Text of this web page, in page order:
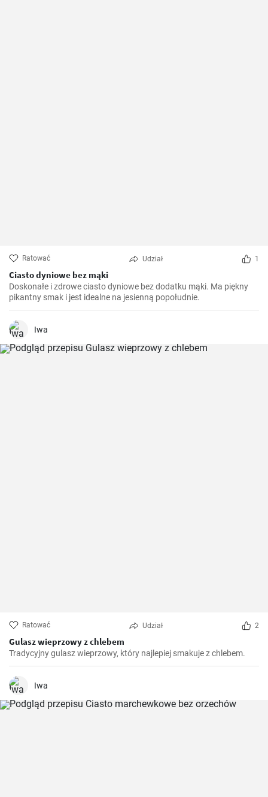
Ratować Udział 1
Ciasto dyniowe bez mąki
Doskonałe i zdrowe ciasto dyniowe bez dodatku mąki. Ma piękny
pikantny smak i jest idealne na jesienną popołudnie.
Iwa
Ratować Udział 2
Gulasz wieprzowy z chlebem
Tradycyjny gulasz wieprzowy, który najlepiej smakuje z chlebem.
Iwa